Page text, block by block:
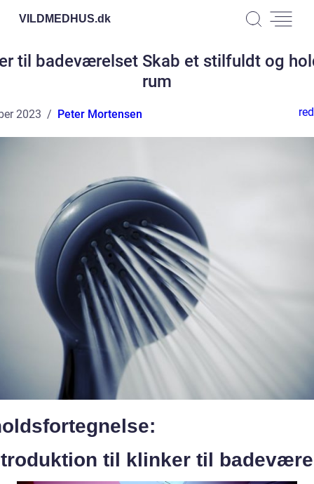
VILDMEDHUS.dk
til badeværelset Skab et stilfuldt og
rum
2023 Peter Mortensen
til klinker til